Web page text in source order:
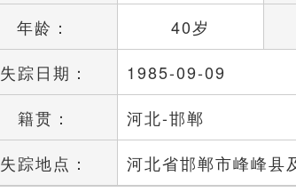
年龄：
40岁
失踪日期：
1985-09-09
籍贯：
河北-邯郸
失踪地点：
河北省邯郸市峰峰县